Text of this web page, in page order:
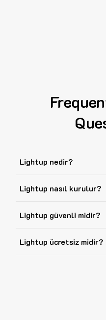
Lightup nedir?
Lightup nasıl kurulur?
Lightup güvenli midir?
Lightup ücretsiz midir?